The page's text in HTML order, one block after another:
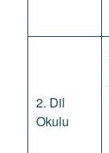
2. Dil
Okulu